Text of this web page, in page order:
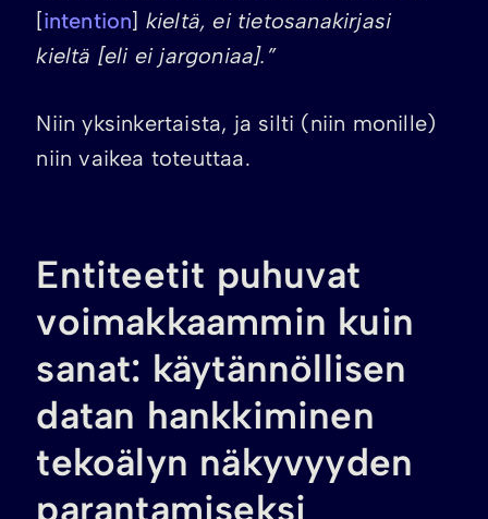
[intention] kieltä, ei tietosanakirjasi
kieltä [eli ei jargoniaa].”
Niin yksinkertaista, ja silti (niin monille)
niin vaikea toteuttaa.
Entiteetit puhuvat
voimakkaammin kuin
sanat: käytännöllisen
datan hankkiminen
tekoälyn näkyvyyden
parantamiseksi